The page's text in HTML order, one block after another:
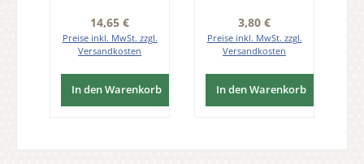
Regulärer Preis:
14,65 €
Preise inkl. MwSt. zzgl.
Versandkosten
In den Warenkorb
Regulärer Preis:
3,80 €
Preise inkl. MwSt. zzgl.
Versandkosten
In den Warenkorb